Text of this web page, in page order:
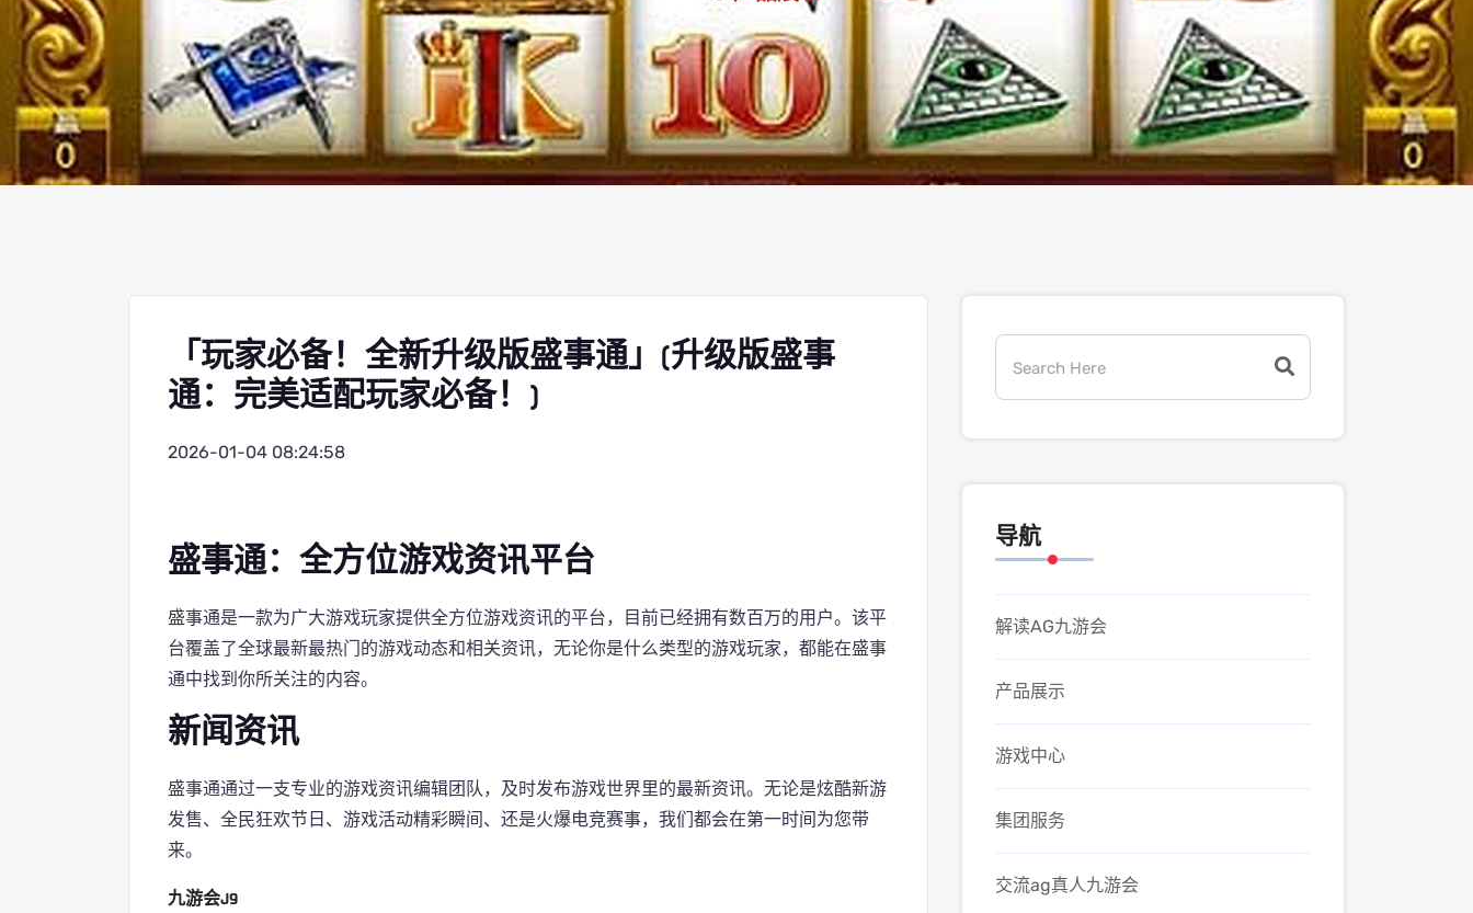
「玩家必备！全新升级版盛事通」(升级版盛事
通：完美适配玩家必备！)
2026-01-04 08:24:58
盛事通：全方位游戏资讯平台
盛事通是一款为广大游戏玩家提供全方位游戏资讯的平台，目前已经拥有数百万的用户。该平
台覆盖了全球最新最热门的游戏动态和相关资讯，无论你是什么类型的游戏玩家，都能在盛事
通中找到你所关注的内容。
新闻资讯
盛事通通过一支专业的游戏资讯编辑团队，及时发布游戏世界里的最新资讯。无论是炫酷新游
发售、全民狂欢节日、游戏活动精彩瞬间、还是火爆电竞赛事，我们都会在第一时间为您带
来。
九游会J9
导航
解读AG九游会
产品展示
游戏中心
集团服务
交流ag真人九游会